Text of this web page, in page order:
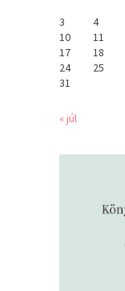
3
4
10
11
17
18
24
25
31
« júl